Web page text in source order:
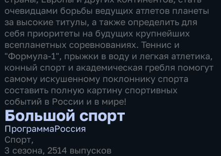
очевидцами борьбы ведущих атлетов планеты
за высокие титулы, а также определить для
себя приоритеты на будущих крупнейших
всепланетных соревнованиях. Теннис и
"Формула-1", прыжки в воду и легкая атлетика,
конный спорт и академическая гребля помогут
самому искушенному поклоннику спорта
составить полную картину спортивных
событий в России и в мире!
Большой спорт
ПрограммаРоссия
Спорт,
3 сезона, 2514 выпусков